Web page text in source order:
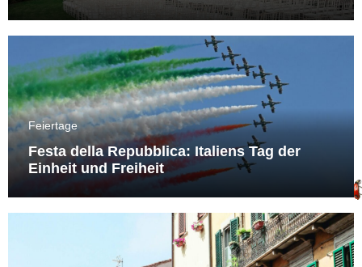
Feiertage
Festa della Repubblica: Italiens Tag der
Einheit und Freiheit